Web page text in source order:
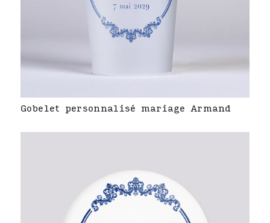
Gobelet personnalisé mariage Armand